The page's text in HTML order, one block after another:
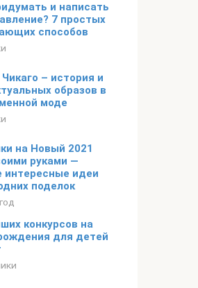
и написать
7 простых
способов
– история и
образов в
моде
на Новый 2021
руками —
интересные идеи
поделок
конкурсов на
для детей